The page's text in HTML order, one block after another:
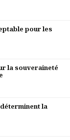
pour les
la souveraineté
la